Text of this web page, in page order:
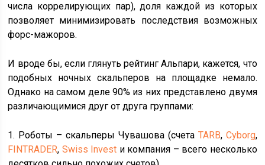
числа коррелирующих пар), доля каждой из которых
позволяет минимизировать последствия возможных
форс-мажоров.
И вроде бы, если глянуть рейтинг Альпари, кажется, что
подобных ночных скальперов на площадке немало.
Однако на самом деле 90% из них представлено двумя
различающимися друг от друга группами:
1. Роботы – скальперы Чувашова (счета TARB, Cyborg,
FINTRADER, Swiss Invest и компания – всего несколько